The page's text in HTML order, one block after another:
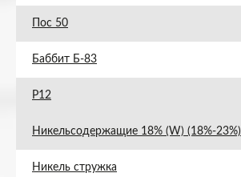
Пос 50
Баббит Б-83
Р12
Никельсодержащие 18% (W) (18%-23%)
Никель стружка